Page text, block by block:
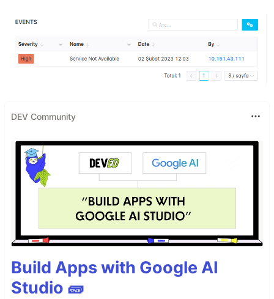
DEV Community
Build Apps with Google AI
Studio 🧱